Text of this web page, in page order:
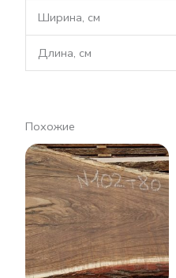
Ширина, см
Длина, см
Похожие